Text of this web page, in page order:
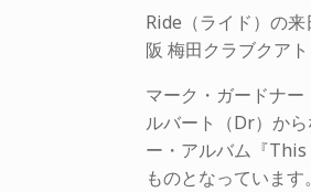
Ride（ライド）の
阪 梅田クラブクア
マーク・ガードナ
ルバート（Dr）か
ー・アルバム『
ものとなっています。